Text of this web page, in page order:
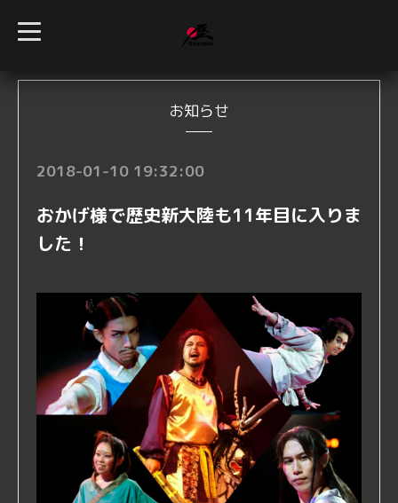
t
o
l
お知らせ
2018-01-10 19:32:00
おかげ様で歴史新大陸も11年目に入りま
した！